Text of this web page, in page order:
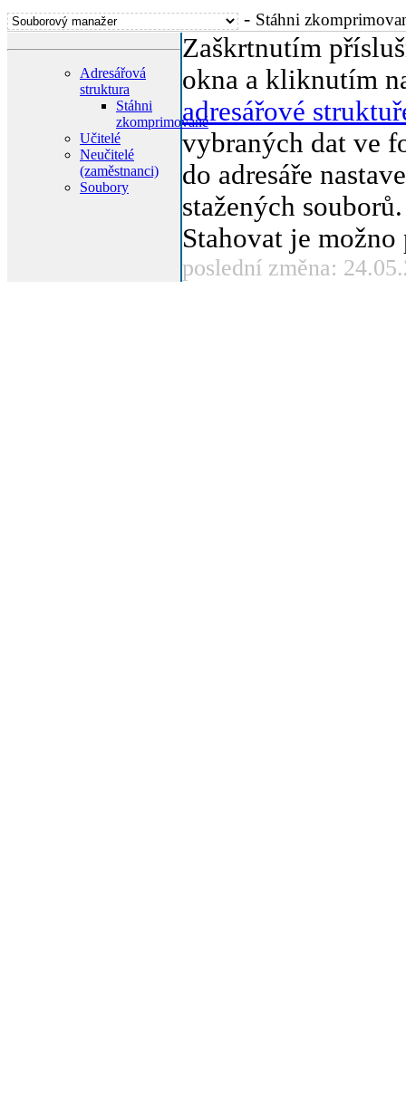
- Stáhni
Adresářová
struktura
Stáhni
zkomprimované
Učitelé
Neučitelé
(zaměstnanci)
Soubory
Zaškrtnutím
okna a kliknutím
adresářové
vybraných dat ve
do adresáře
stažených souborů.
Stahovat je možno
poslední změna: